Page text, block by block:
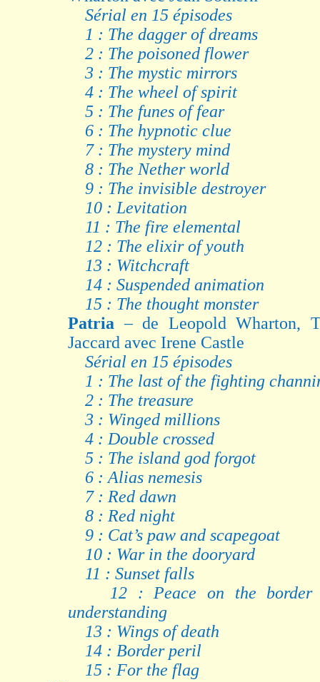
Sérial en 15 épisodes
1 : The dagger of dreams
2 : The poisoned flower
3 : The mystic mirrors
4 : The wheel of spirit
5 : The funes of fear
6 : The hypnotic clue
7 : The mystery mind
8 : The Nether world
9 : The invisible destroyer
10 : Levitation
11 : The fire elemental
12 : The elixir of youth
13 : Witchcraft
14 : Suspended animation
15 : The thought monster
Patria– de Leopold Wharton,
Jaccard avec Irene Castle
Sérial en 15 épisodes
1 : The last of the fighting
2 : The treasure
3 : Winged millions
4 : Double crossed
5 : The island god forgot
6 : Alias nemesis
7 : Red dawn
8 : Red night
9 : Cat’s paw and scapegoat
10 : War in the dooryard
11 : Sunset falls
12 : Peace on the border
understanding
13 : Wings of death
14 : Border peril
15 : For the flag